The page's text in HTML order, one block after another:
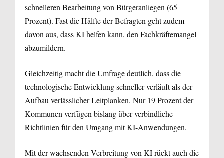
schnelleren Bearbeitung von Bürgeranliegen (65
Prozent). Fast die Hälfte der Befragten geht zudem
davon aus, dass KI helfen kann, den Fachkräftemangel
abzumildern.
Gleichzeitig macht die Umfrage deutlich, dass die
technologische Entwicklung schneller verläuft als der
Aufbau verlässlicher Leitplanken. Nur 19 Prozent der
Kommunen verfügen bislang über verbindliche
Richtlinien für den Umgang mit KI-Anwendungen.
Mit der wachsenden Verbreitung von KI rückt auch die